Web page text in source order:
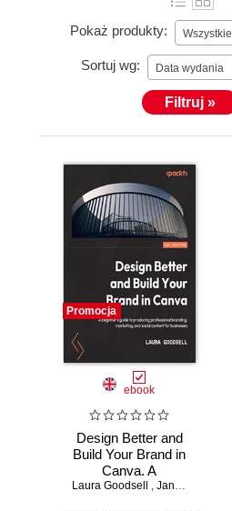
Pokaż produkty: Wszystkie
Sortuj wg: Data wydania
Filtruj »
Promocja
ebook
Design Better and
Build Your Brand in
Canva. A
beginner's guide to
Laura Goodsell , Janine Friston